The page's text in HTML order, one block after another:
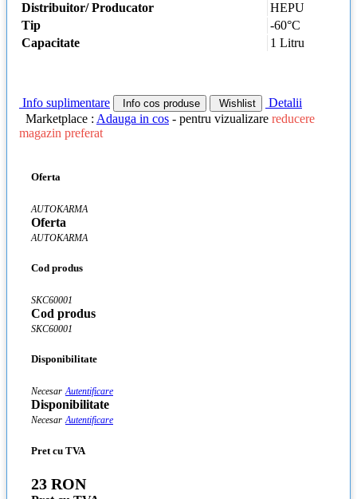
Distribuitor/ Producator
HEPU
Tip
-60°C
Capacitate
1 Litru
Info suplimentare Info cos produse Wishlist
Detalii
Marketplace : Adauga in cos - pentru vizualizare reducere
magazin preferat
Oferta
AUTOKARMA
Oferta
AUTOKARMA
Cod produs
SKC60001
Cod produs
SKC60001
Disponibilitate
Necesar Autentificare
Disponibilitate
Necesar Autentificare
Pret cu TVA
23 RON